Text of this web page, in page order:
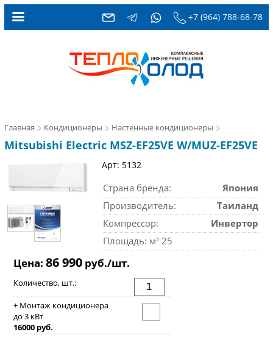
+7 (964) 788-68-78
Главная Кондиционеры Настенные кондиционеры
Mitsubishi Electric MSZ-EF25VE W/MUZ-EF25VE
Арт: 5132
Страна бренда:
Япония
Производитель:
Таиланд
Компрессор:
Инвертор
Площадь: м² 25
Цена: 86 990 руб./шт.
Количество, шт.:
+ Монтаж кондиционера
до 3 кВт
16000 руб.